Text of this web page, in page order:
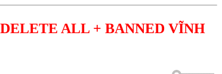
ALL + BANNED VĨNH